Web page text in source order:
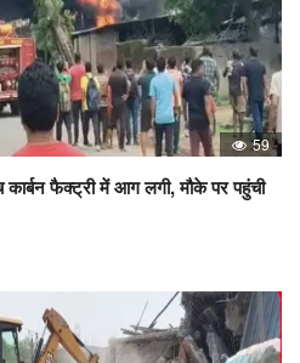
59
फैक्ट्री में आग लगी, मौके पर पहुंची